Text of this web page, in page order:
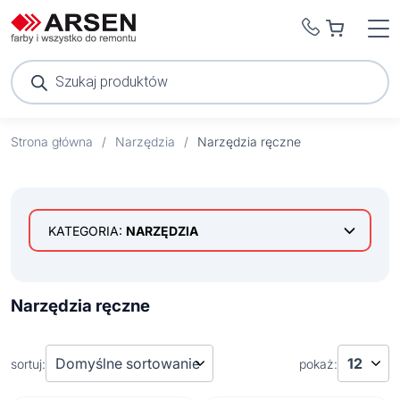
Wyszukiwarka
produktów
Strona główna / Narzędzia / Narzędzia ręczne
KATEGORIA: NARZĘDZIA
Akcesoria narzędziowe
Akumulatory i ładowarki
Frezarki
Narzędzia pomiarowe
Narzędzia ręczne
Narzędzia ręczne
sortuj: pokaż: